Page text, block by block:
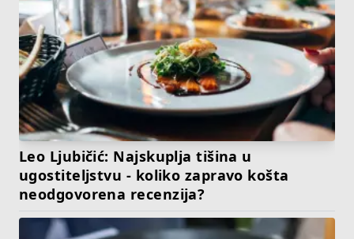
Leo Ljubičić: Najskuplja tišina u
ugostiteljstvu - koliko zapravo košta
neodgovorena recenzija?